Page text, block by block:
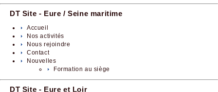
DT Site - Eure / Seine maritime
Accueil
Nos activités
Nous rejoindre
Contact
Nouvelles
Formation au siège
DT Site - Eure et Loir